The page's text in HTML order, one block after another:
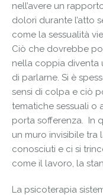
nell’avere un
dolori durante l’atto
come la sessualità
Ciò che dovrebbe
nella coppia diventa
di parlarne. Si è
sensi di colpa e ciò
tematiche sessuali o
porta sofferenza. In
un muro invisibile tra
conosciuti e ci si
come il lavoro, la
La psicoterapia